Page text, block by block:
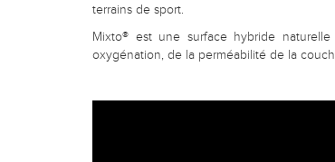
terrains de sport.
Mixto® est une surface hybride
oxygénation, de la perméabilité de la